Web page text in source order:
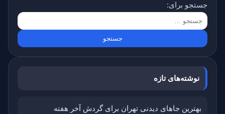
جستجو برای:
نوشته‌های تازه
بهترین جاهای دیدنی تهران برای گردش آخر هفته